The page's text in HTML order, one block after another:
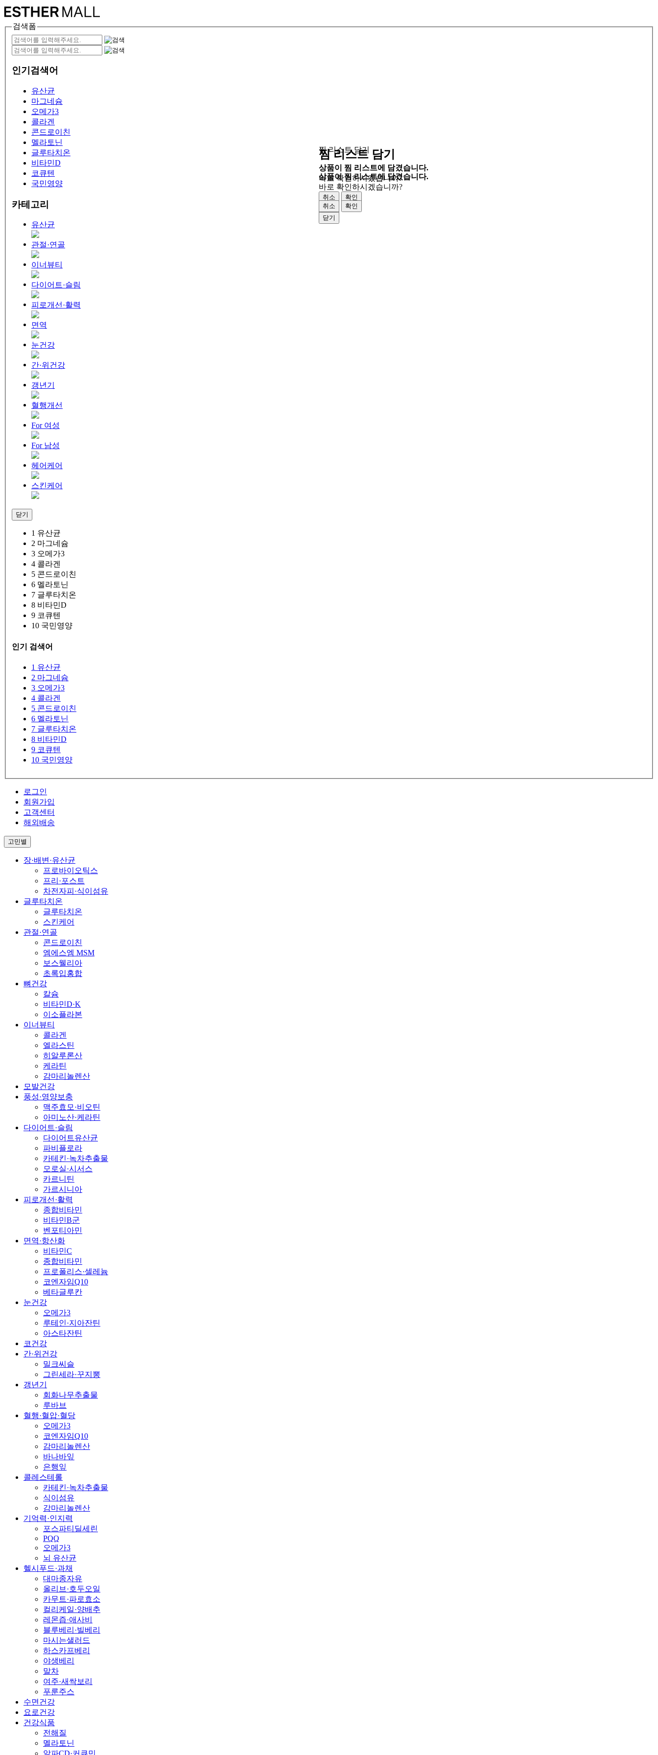
검색폼
인기검색어
유산균
마그네슘
오메가3
콜라겐
콘드로이친
멜라토닌
글루타치온
비타민D
코큐텐
국민영양
카테고리
유산균
관절·연골
이너뷰티
다이어트·슬림
피로개선·활력
면역
눈건강
간·위건강
갱년기
혈행개선
For 여성
For 남성
헤어케어
스킨케어
닫기
1 유산균
2 마그네슘
3 오메가3
4 콜라겐
5 콘드로이친
6 멜라토닌
7 글루타치온
8 비타민D
9 코큐텐
10 국민영양
인기 검색어
1 유산균
2 마그네슘
3 오메가3
4 콜라겐
5 콘드로이친
6 멜라토닌
7 글루타치온
8 비타민D
9 코큐텐
10 국민영양
로그인
회원가입
고객센터
해외배송
고민별
장·배변·유산균
프로바이오틱스
프리·포스트
차전자피·식이섬유
글루타치온
글루타치온
스킨케어
관절·연골
콘드로이친
엠에스엠 MSM
보스웰리아
초록입홍합
뼈건강
칼슘
비타민D·K
이소플라본
이너뷰티
콜라겐
엘라스틴
히알루론산
케라틴
감마리놀렌산
모발건강
풍성·영양보충
맥주효모·비오틴
아미노산·케라틴
다이어트·슬림
다이어트유산균
파비플로라
카테킨·녹차추출물
모로실·시서스
카르니틴
가르시니아
피로개선·활력
종합비타민
비타민B군
벤포티아민
면역·항산화
비타민C
종합비타민
프로폴리스·셀레늄
코엔자임Q10
베타글루칸
눈건강
오메가3
루테인·지아잔틴
아스타잔틴
코건강
간·위건강
밀크씨슬
그린세라·꾸지뽕
갱년기
회화나무추출물
루바브
혈행·혈압·혈당
오메가3
코엔자임Q10
감마리놀렌산
바나바잎
은행잎
콜레스테롤
카테킨·녹차추출물
식이섬유
감마리놀렌산
기억력·인지력
포스파티딜세린
PQQ
오메가3
뇌 유산균
헬시푸드·과채
대마종자유
올리브·호두오일
카무트·파로효소
컬리케일·양배추
레몬즙·애사비
블루베리·빌베리
마시는샐러드
하스카프베리
야생베리
말차
여주·새싹보리
푸룬주스
수면건강
요로건강
건강식품
전해질
멜라토닌
알파CD·커큐민
찜 리스트 담기
상품이 찜 리스트에 담겼습니다.
바로 확인하시겠습니까?
취소
확인
닫기
찜 리스트 담기
상품이 찜 리스트에 담겼습니다.
바로 확인하시겠습니까?
취소
확인
닫기